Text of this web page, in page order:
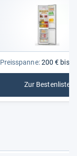
Preisspanne:200 € bis
Zur Bestenliste
: